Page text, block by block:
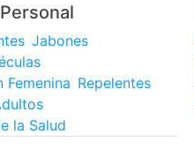
Jabones
Femenina Repelentes
la Salud